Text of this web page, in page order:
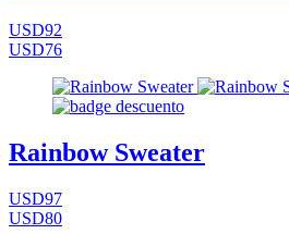
USD92
USD76
Rainbow Sweater
USD97
USD80